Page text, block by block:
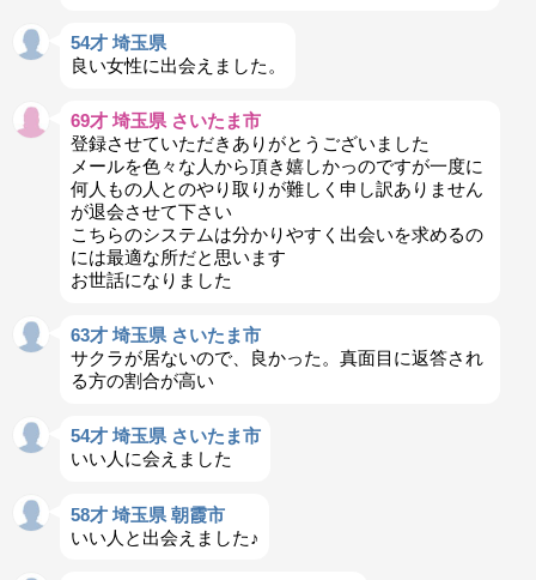
54才 埼玉県
良い女性に出会えました。
69才 埼玉県 さいたま市
登録させていただきありがとうございました
メールを色々な人から頂き嬉しかっのですが一度に
何人もの人とのやり取りが難しく申し訳ありません
が退会させて下さい
こちらのシステムは分かりやすく出会いを求めるの
には最適な所だと思います
お世話になりました
63才 埼玉県 さいたま市
サクラが居ないので、良かった。真面目に返答され
る方の割合が高い
54才 埼玉県 さいたま市
いい人に会えました
58才 埼玉県 朝霞市
いい人と出会えました♪